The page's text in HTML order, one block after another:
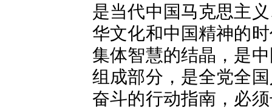
是当代中国马克思主
华文化和中国精神的
集体智慧的结晶，是
组成部分，是全党全
奋斗的行动指南，必